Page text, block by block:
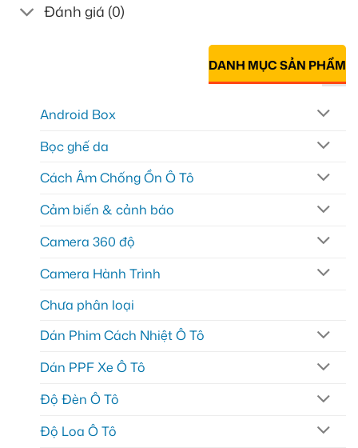
Đánh giá (0)
DANH MỤC SẢN PHẨM
Android Box
Bọc ghế da
Cách Âm Chống Ồn Ô Tô
Cảm biến & cảnh báo
Camera 360 độ
Camera Hành Trình
Chưa phân loại
Dán Phim Cách Nhiệt Ô Tô
Dán PPF Xe Ô Tô
Độ Đèn Ô Tô
Độ Loa Ô Tô